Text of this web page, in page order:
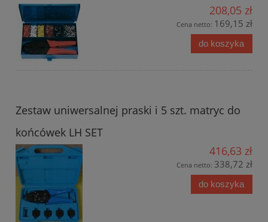
208,05 zł
Cena netto: 169,15 zł
do koszyka
Zestaw uniwersalnej praski i 5 szt. matryc do
końcówek LH SET
416,63 zł
Cena netto: 338,72 zł
do koszyka